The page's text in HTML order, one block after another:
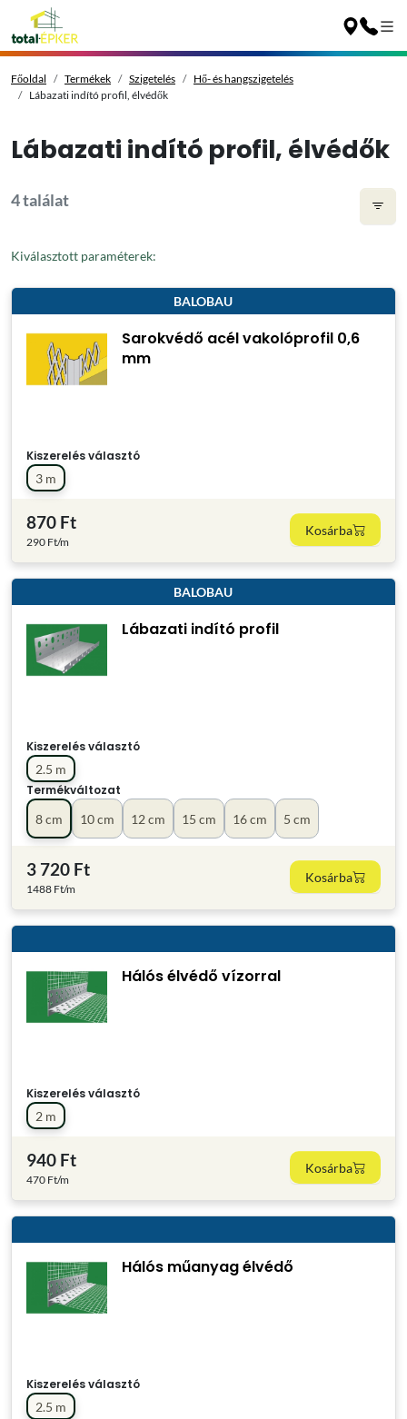
Főoldal Termékek Szigetelés
Hő- és hangszigetelés
Lábazati indító profil, élvédők
Lábazati indító profil, élvédők
4 találat
Kiválasztott paraméterek:
BALOBAU
Sarokvédő acél vakolóprofil 0,6
mm
Kiszerelés választó
3 m
870 Ft
290 Ft/m
Kosárba
BALOBAU
Lábazati indító profil
Kiszerelés választó
2.5 m
Termékváltozat
10 cm
12 cm 15 cm 16 cm 5 cm
8 cm
3 720 Ft
1488 Ft/m
Kosárba
Hálós élvédő vízorral
Kiszerelés választó
2 m
940 Ft
470 Ft/m
Kosárba
Hálós műanyag élvédő
Kiszerelés választó
2.5 m